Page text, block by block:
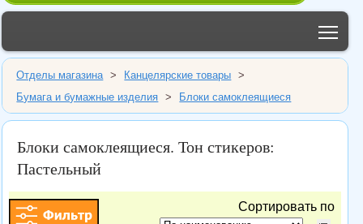
Отделы магазина > Канцелярские товары
>
Бумага и бумажные изделия
> Блоки самоклеящиеся
Блоки самоклеящиеся. Тон стикеров:
Пастельный
Сортировать по